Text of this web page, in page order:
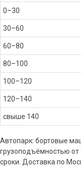
0–30
30–60
60–80
80–100
100–120
120–140
свыше 140
Автопарк: бортовые
грузоподъёмностью
сроки. Доставка по